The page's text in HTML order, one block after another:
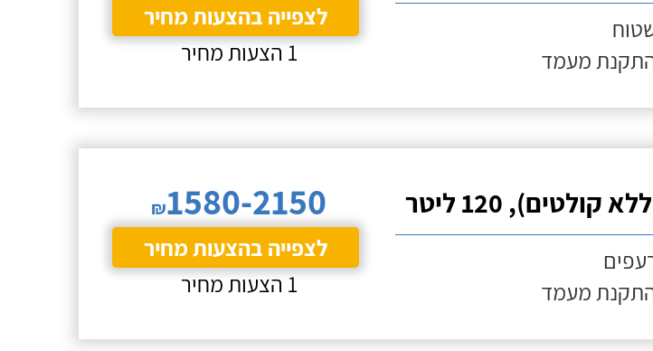
התקנת מעמד
לצפייה בהצעות מחיר
1 הצעות מחיר
120 ליטר
התקנת מעמד
₪1580-2150
לצפייה בהצעות מחיר
1 הצעות מחיר